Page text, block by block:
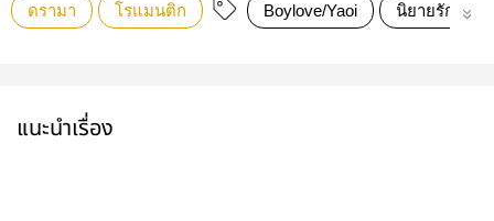
ดรามา โรแมนติก Boylove/Yaoi นิยายรัก
แนะนำเรื่อง